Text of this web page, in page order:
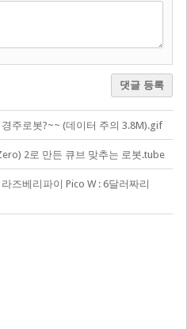
댓글 등록
주로봇?~~ (데이터 주의 3.8M).gif
2로 만든 큐브 맞추는 로봇.tube
즈베리파이 Pico W : 6달러짜리